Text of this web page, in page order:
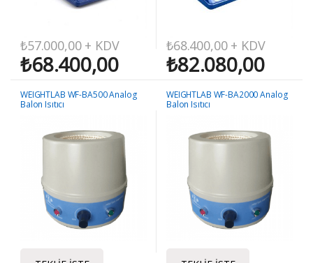
₺57.000,00+ KDV
₺68.400,00
₺68.400,00+ KDV
₺82.080,00
WEIGHTLAB WF-BA500 Analog
Balon Isıtıcı
WEIGHTLAB WF-BA2000 Analog
Balon Isıtıcı